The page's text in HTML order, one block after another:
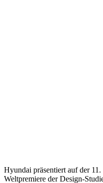
Hyundai präsentiert auf der
Weltpremiere der Design-